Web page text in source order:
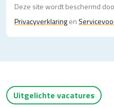
Deze site wordt beschermd
Privacy­verklaringen
Uitgelichte vacatures